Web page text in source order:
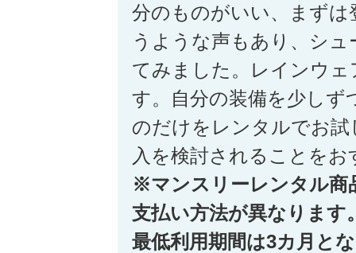
分のものがいい、まず
うような声もあり、シ
てみました。レインウ
す。自分の装備を少しず
のだけをレンタルでお
入を検討されることを
※マンスリーレンタル商
支払い方法が異なります
最低利用期間は3カ月と